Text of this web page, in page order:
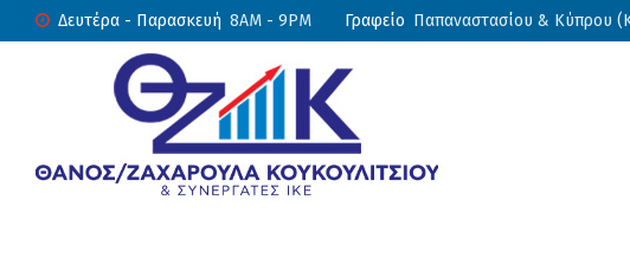
Δευτέρα - Παρασκευή 8AM - 9PM Γραφείο Παπαναστασίου & Κύπρου